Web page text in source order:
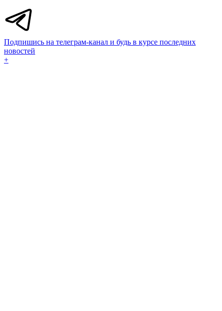
Подпишись на телеграм-канал и будь в курсе последних
новостей
+